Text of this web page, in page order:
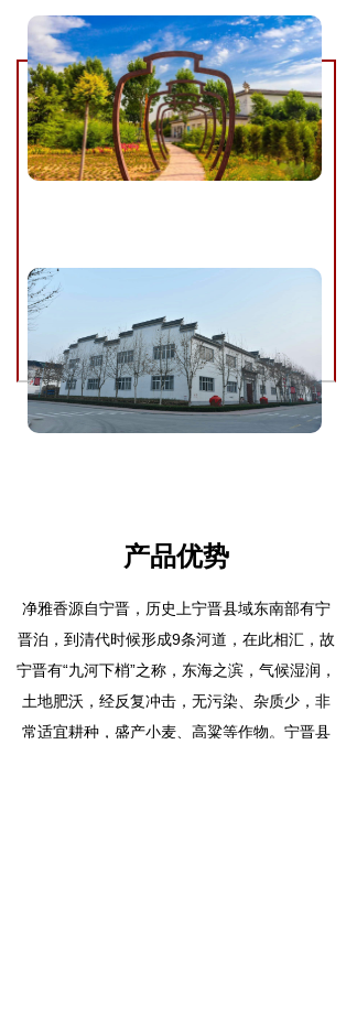
产品优势
净雅香源自宁晋，历史上宁晋县域东南部有宁
晋泊，到清代时候形成9条河道，在此相汇，故
宁晋有“九河下梢”之称，东海之滨，气候湿润，
土地肥沃，经反复冲击，无污染、杂质少，非
常适宜耕种，盛产小麦、高粱等作物。宁晋县